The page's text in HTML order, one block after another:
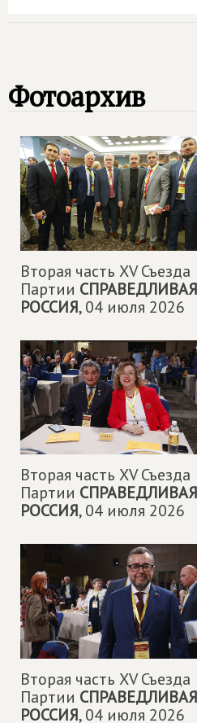
Фотоархив
Вторая часть XV Съезда
Партии СПРАВЕДЛИВАЯ
РОССИЯ,04 июля 2026
Вторая часть XV Съезда
Партии СПРАВЕДЛИВАЯ
РОССИЯ,04 июля 2026
Вторая часть XV Съезда
Партии СПРАВЕДЛИВАЯ
РОССИЯ,04 июля 2026